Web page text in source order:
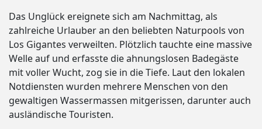
Das Unglück ereignete sich am Nachmittag, als
zahlreiche Urlauber an den beliebten Naturpools von
Los Gigantes verweilten. Plötzlich tauchte eine massive
Welle auf und erfasste die ahnungslosen Badegäste
mit voller Wucht, zog sie in die Tiefe. Laut den lokalen
Notdiensten wurden mehrere Menschen von den
gewaltigen Wassermassen mitgerissen, darunter auch
ausländische Touristen.